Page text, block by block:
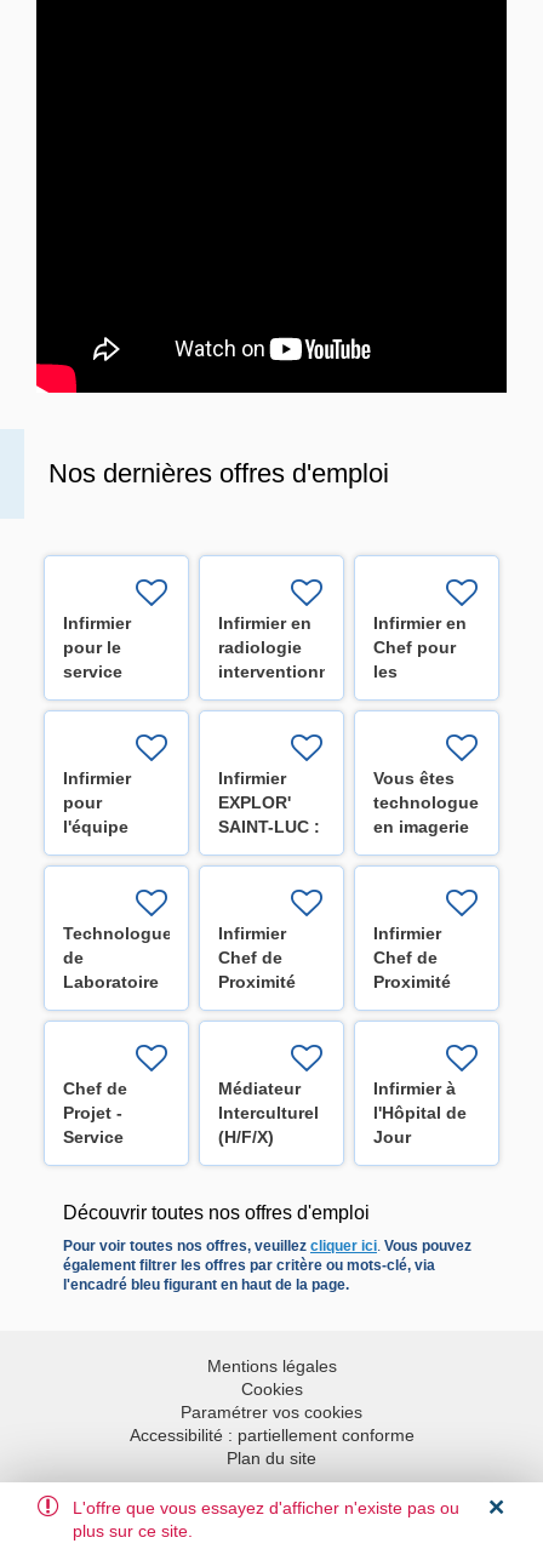
L'offre que vous essayez d'afficher n'existe pas ou
plus sur ce site.
Nos dernières offres d'emploi
Infirmier
pour le
service
d'hématologie
Roi Albert II
(H/F/X)
Infirmier en
radiologie
interventionnelle
(H/F/X)
Infirmier en
Chef pour
les
différents
Cliniques -
Réserve de
recrutement
(H/F/X)
Infirmier
pour
l'équipe
mobile
hématologie
- Institut Roi
Albert II
Infirmier
EXPLOR'
SAINT-LUC :
Explorer
(H/F/X)
Vous êtes
technologue
en imagerie
médicale ?
(H/F/X)
Technologue
de
Laboratoire
(H/F/X)
Infirmier
Chef de
Proximité
pour l'unité
neurochirurgie
(H/F/X)
Infirmier
Chef de
Proximité
pour les
d'oncologie
(H/F/X)
Chef de
Projet -
Service
Optimisation
Médiateur
Interculturel
(H/F/X)
Infirmier à
l'Hôpital de
Jour
HospiDay
Découvrir toutes nos offres d'emploi
Pour voir toutes nos offres, veuillez cliquer ici. Vous pouvez
également filtrer les offres par critère ou mots-clé, via
l'encadré bleu figurant en haut de la page.
Mentions légales
Cookies
Paramétrer vos cookies
Accessibilité : partiellement conforme
Plan du site
Aller en haut